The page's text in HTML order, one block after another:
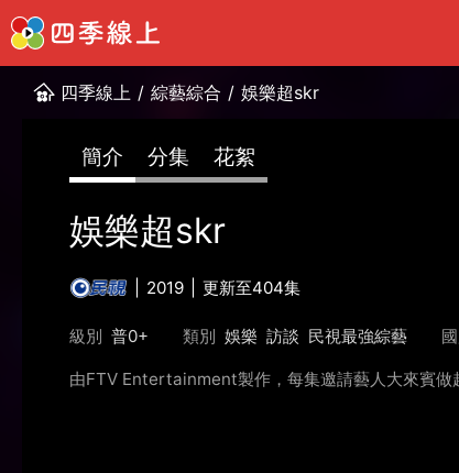
四季線上 / 綜藝綜合 / 娛樂超skr
簡介 分集 花絮
娛樂超skr
2019 更新至404集
級別 普0+ 類別 娛樂 訪談 民視最強綜藝
由FTV Entertainment製作，每集邀請藝人大來賓做